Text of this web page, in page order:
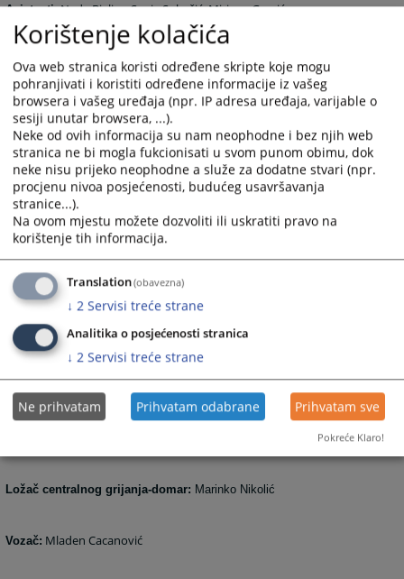
Asistenti:Nada Bjelica, Sanja Subašić, Mirjana Gavrić-
Kovačević, Malina Stevanović, Jadranka Jablanski, Milena Krstić,
Gordana Maksimović, Svjetlana Lontoš, Dragana Mićić, Zorica Marić,
Dragica Božić, Zorica Bešlić, Tamara Njegovanović, Olivera Kucurski,
Nada Tripić, Svetlana Mitrović, Aleksandra Tuzlaković, Aleksandra
Novak,Vanja Tintor, Marina Dikić, Ivana Savić, Branka
Kajmaković,Marija Milovanović, Mira Mlađenović, Bojana Rašević,
Hana Đezić, Slađana Benović, Mileva Marinković.
Viši asistent:Azra Čivić
Rukovodilac računovodstva:Mladenka Lazić
Knjigovođa:
Likvidator plata, naknada i ostale finansijske dokumentacije:
Ekonom:Mitra Šakotić
Ložač centralnog grijanja-domar: Marinko Nikolić
Vozač: Mladen Cacanović
Korištenje kolačića
Ova web stranica koristi određene skripte koje mogu
pohranjivati i koristiti određene informacije iz vašeg
browsera i vašeg uređaja (npr. IP adresa uređaja, varijable o
sesiji unutar browsera, ...).
Neke od ovih informacija su nam neophodne i bez njih web
stranica ne bi mogla fukcionisati u svom punom obimu, dok
neke nisu prijeko neophodne a služe za dodatne stvari (npr.
procjenu nivoa posjećenosti, budućeg usavršavanja
stranice...).
Na ovom mjestu možete dozvoliti ili uskratiti pravo na
korištenje tih informacija.
Translation(obavezna)
↓ 2 Servisi treće strane
Analitika o posjećenosti stranica
↓ 2 Servisi treće strane
Ne prihvatam Prihvatam odabrane Prihvatam sve
Pokreće Klaro!